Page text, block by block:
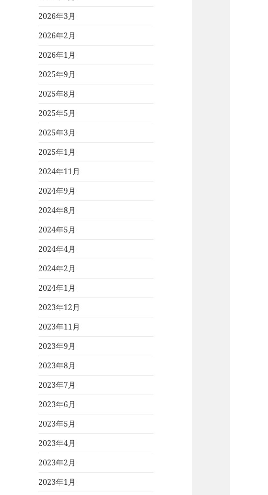
2026年3月
2026年2月
2026年1月
2025年9月
2025年8月
2025年5月
2025年3月
2025年1月
2024年11月
2024年9月
2024年8月
2024年5月
2024年4月
2024年2月
2024年1月
2023年12月
2023年11月
2023年9月
2023年8月
2023年7月
2023年6月
2023年5月
2023年4月
2023年2月
2023年1月